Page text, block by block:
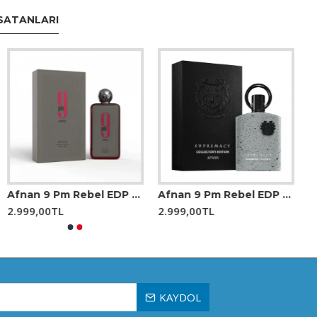
nüans ekler.
ve aromatik bir denge sağlar.
süre tende kalır.
Afnan 9 Pm Rebel EDP 100 ml Unisex Parfüm
2.999,00TL
Afnan 9 Pm Rebel EDP 100 ml Unisex Parfüm
2.999,00TL
KAYDOL